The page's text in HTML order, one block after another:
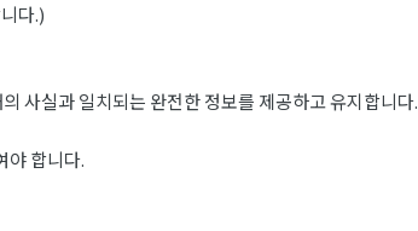
다.)
사실과 일치되는 완전한 정보를 제공하고 유지합니다.
야 합니다.